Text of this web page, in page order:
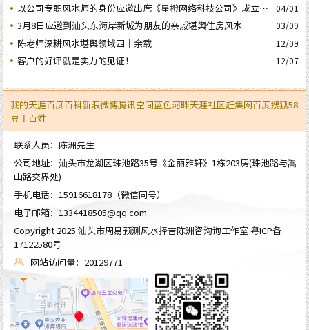
以公司专职风水师的身份应邀出席《星橙网络科技公司》成立5
周年庆典
04/01
3月8日应邀到汕头东海岸新城为朋友的亲戚堪舆住房风水 03/09
陈老师深耕风水堪舆领域四十余载 12/09
客户的好评就是实力的见证！ 12/07
我的天涯百度百科新浪微博腾讯空间蓝色河畔天涯社区赶集网百度搜狐58
豆丁百姓
联系人员：陈洲先生
公司地址：汕头市龙湖区珠池路35号《金丽雅轩》1栋203房(珠池路与嵩
山路交界处)
手机电话： 15916618178 （微信同号）
电子邮箱： 1334418505@qq.com
Copyright 2025 汕头市周易预测风水择吉陈洲咨沟询工作室粤ICP备
17122580号
网站访问量：20129771